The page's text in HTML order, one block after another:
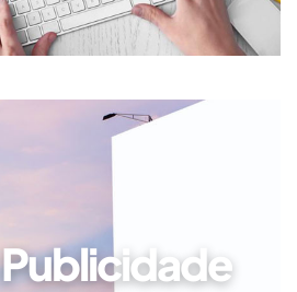
Publicidade